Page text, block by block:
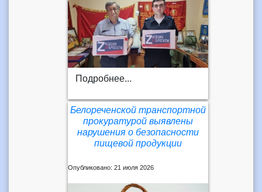
Подробнее...
Белореченской транспортной
прокуратурой выявлены
нарушения о безопасности
пищевой продукции
Опубликовано: 21 июля 2026